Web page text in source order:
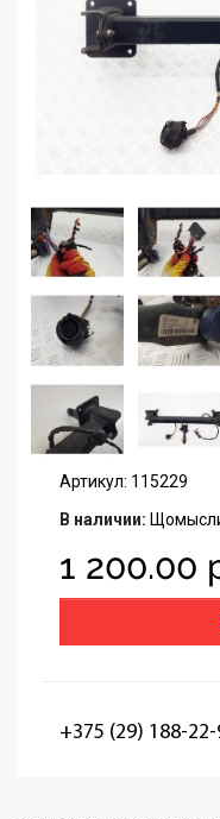
Артикул: 115229
В наличии:
1 200.00
+375 (29) 188-